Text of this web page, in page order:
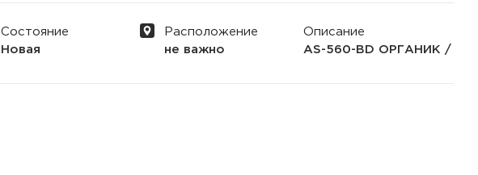
Состояние
Новая
Расположение
не важно
Описание
AS-560-BD ОРГАНИК / НА